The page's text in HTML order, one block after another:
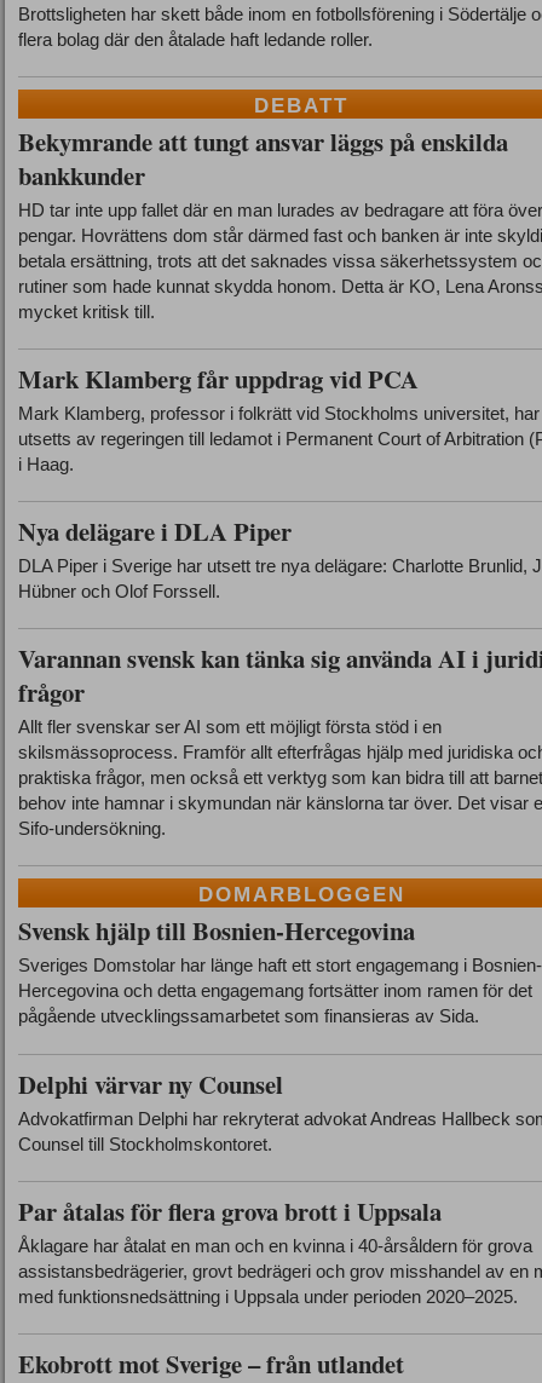
Brottsligheten har skett både inom en fotbollsförening i Södertälje
flera bolag där den åtalade haft ledande roller.
DEBATT
Bekymrande att tungt ansvar läggs på enskilda
bankkunder
HD tar inte upp fallet där en man lurades av bedragare att föra över
pengar. Hovrättens dom står därmed fast och banken är inte
betala ersättning, trots att det saknades vissa säkerhetssystem
rutiner som hade kunnat skydda honom. Detta är KO, Lena
mycket kritisk till.
Mark Klamberg får uppdrag vid PCA
Mark Klamberg, professor i folkrätt vid Stockholms universitet, har
utsetts av regeringen till ledamot i Permanent Court of Arbitration
i Haag.
Nya delägare i DLA Piper
DLA Piper i Sverige har utsett tre nya delägare: Charlotte Brunlid,
Hübner och Olof Forssell.
Varannan svensk kan tänka sig använda AI i
frågor
Allt fler svenskar ser AI som ett möjligt första stöd i en
skilsmässoprocess. Framför allt efterfrågas hjälp med juridiska
praktiska frågor, men också ett verktyg som kan bidra till att
behov inte hamnar i skymundan när känslorna tar över. Det visar
Sifo-undersökning.
DOMARBLOGGEN
Svensk hjälp till Bosnien-Hercegovina
Sveriges Domstolar har länge haft ett stort engagemang i Bosnien-
Hercegovina och detta engagemang fortsätter inom ramen för det
pågående utvecklingssamarbetet som finansieras av Sida.
Delphi värvar ny Counsel
Advokatfirman Delphi har rekryterat advokat Andreas Hallbeck
Counsel till Stockholmskontoret.
Par åtalas för flera grova brott i Uppsala
Åklagare har åtalat en man och en kvinna i 40-årsåldern för grova
assistansbedrägerier, grovt bedrägeri och grov misshandel av en
med funktionsnedsättning i Uppsala under perioden 2020–2025.
Ekobrott mot Sverige – från utlandet